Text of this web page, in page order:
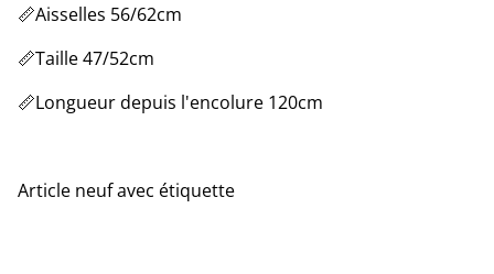
📏Aisselles 56/62cm
📏Taille 47/52cm
📏Longueur depuis l'encolure 120cm
Article neuf avec étiquette